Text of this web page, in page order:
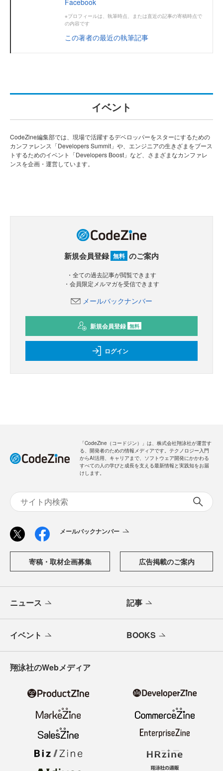
※プロフィールは、執筆時点、または直近の記事の寄稿時点で
の内容です
この著者の最近の執筆記事
イベント
CodeZine編集部では、現場で活躍するデベロッパーをスターにするための
カンファレンス「Developers Summit」や、エンジニアの生きざまをブース
トするためのイベント「Developers Boost」など、さまざまなカンファレ
ンスを企画・運営しています。
新規会員登録 無料 のご案内
・全ての過去記事が閲覧できます
・会員限定メルマガを受信できます
メールバックナンバー
新規会員登録 無料
ログイン
「CodeZine（コードジン）」は、株式会社翔泳社が運営す
る、開発者のための情報メディアです。テクノロジー入門
からAI活用、キャリアまで、ソフトウェア開発にかかわる
すべての人の学びと成長を支える最新情報と実践知をお届
けします。
メールバックナンバー
寄稿・取材企画募集 広告掲載のご案内
ニュース 記事
イベント BOOKS
翔泳社のWebメディア